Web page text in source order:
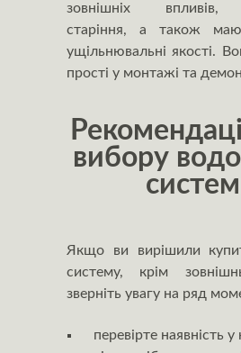
зовнішніх впливів,
старіння, а також
ущільнювальні якості.
прості у монтажі та
вибору
Якщо ви вирішили
систему, крім
зверніть увагу на ряд
перевірте наявність у